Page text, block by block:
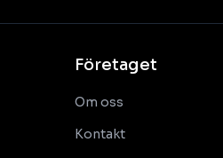
Företaget
Om oss
Kontakt